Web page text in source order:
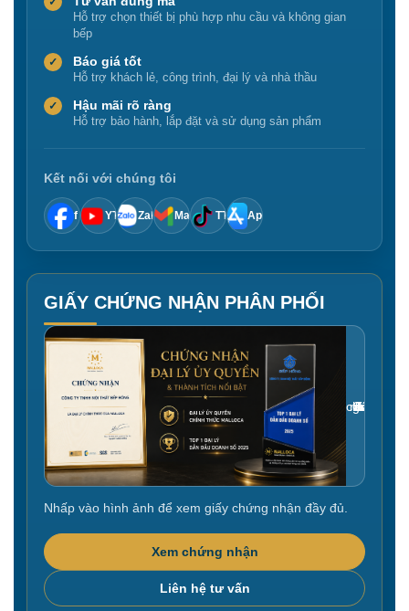
Hỗ trợ chọn thiết bị phù hợp nhu cầu và không gian
bếp
✓ Báo giá tốt
Hỗ trợ khách lẻ, công trình, đại lý và nhà thầu
✓ Hậu mãi rõ ràng
Hỗ trợ bảo hành, lắp đặt và sử dụng sản phẩm
Kết nối với chúng tôi
f YT Zalo Mail TT App
GIẤY CHỨNG NHẬN PHÂN PHỐI
Gắn link ảnh giấy chứng nhận tại đây
Nhấp vào hình ảnh để xem giấy chứng nhận đầy đủ.
Xem chứng nhận
Liên hệ tư vấn